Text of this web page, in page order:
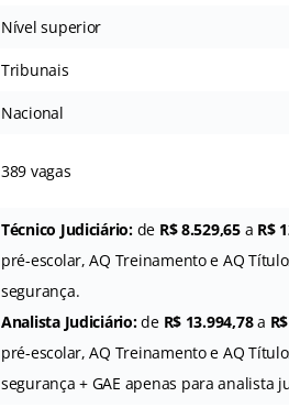
Nível superior
Tribunais
Nacional
389 vagas
Técnico Judiciário:de R$ 8.529,65a R$
pré-escolar, AQ Treinamento e AQ
segurança.
Analista Judiciário:de R$ 13.994,78a
pré-escolar, AQ Treinamento e AQ
segurança + GAE apenas para analista